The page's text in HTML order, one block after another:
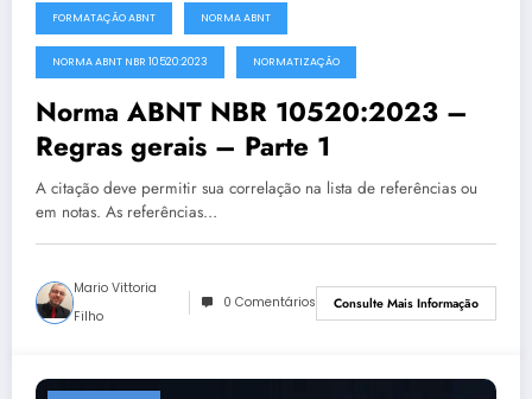
FORMATAÇÃO ABNT NORMA ABNT
NORMA ABNT NBR 10520:2023 NORMATIZAÇÃO
Norma ABNT NBR 10520:2023 –
Regras gerais – Parte 1
A citação deve permitir sua correlação na lista de referências ou
em notas. As referências…
Mario Vittoria
Filho
0 Comentários Consulte Mais Informação